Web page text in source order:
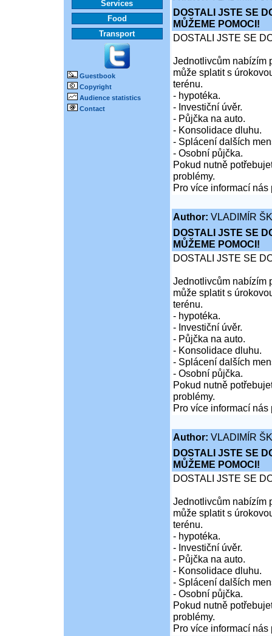
Services
Food
Transport
Guestbook
Copyright
Audience statistics
Contact
DOSTALI JSTE SE
MŮŽEME POMOCI!
DOSTALI JSTE SE
Jednotlivcům nabízím
může splatit s
terénu.
- hypotéka.
- Investiční úvěr.
- Půjčka na auto.
- Konsolidace dluhu.
- Splácení dalších
- Osobní půjčka.
Pokud nutně
problémy.
Pro více informací nás
Author: VLADIMÍR
DOSTALI JSTE SE
MŮŽEME POMOCI!
DOSTALI JSTE SE
Jednotlivcům nabízím
může splatit s
terénu.
- hypotéka.
- Investiční úvěr.
- Půjčka na auto.
- Konsolidace dluhu.
- Splácení dalších
- Osobní půjčka.
Pokud nutně
problémy.
Pro více informací nás
Author: VLADIMÍR
DOSTALI JSTE SE
MŮŽEME POMOCI!
DOSTALI JSTE SE
Jednotlivcům nabízím
může splatit s
terénu.
- hypotéka.
- Investiční úvěr.
- Půjčka na auto.
- Konsolidace dluhu.
- Splácení dalších
- Osobní půjčka.
Pokud nutně
problémy.
Pro více informací nás